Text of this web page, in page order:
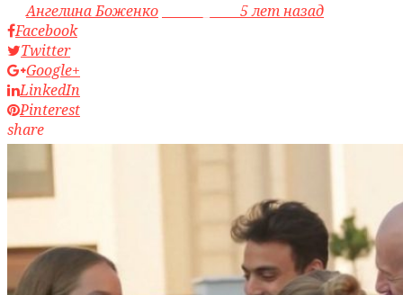
byАнгелина Боженко
5 лет назад
Facebook
Twitter
Google+
LinkedIn
Pinterest
share